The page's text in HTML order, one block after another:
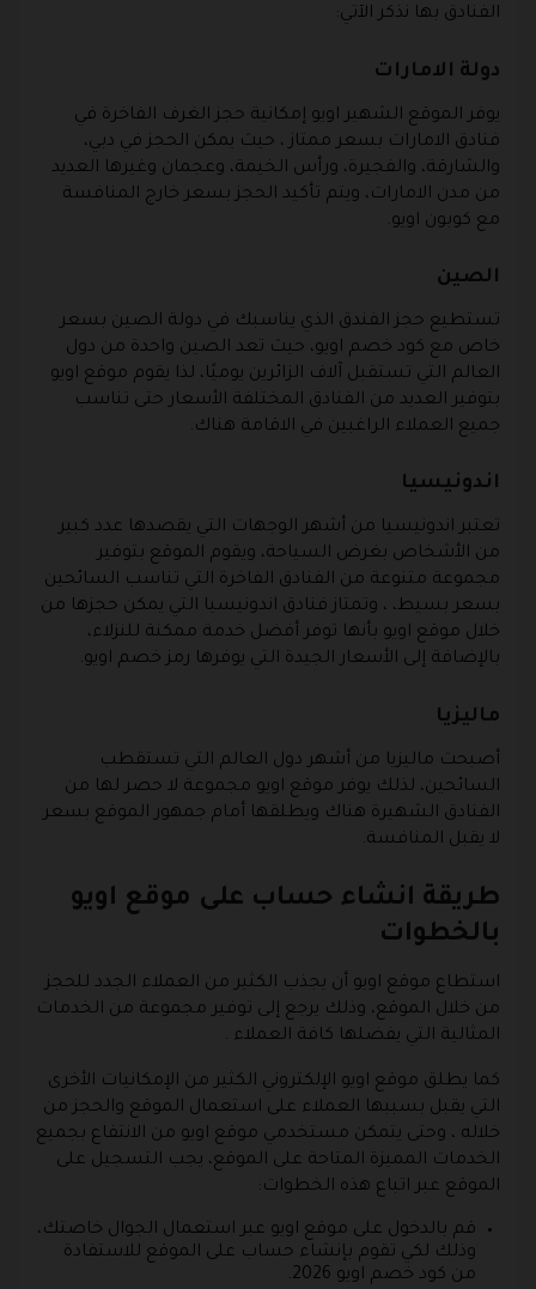
الفنادق بها نذكر الآتي:
دولة الامارات
يوفر الموقع الشهير اويو إمكانية حجز الغرف الفاخرة في
فنادق الامارات بسعر ممتاز ، حيث يمكن الحجز في دبي،
والشارقة، والفجيرة، ورأس الخيمة، وعجمان وغيرها العديد
من مدن الامارات، ويتم تأكيد الحجز بسعر خارج المنافسة
مع كوبون اويو.
الصين
تستطيع حجز الفندق الذي يناسبك في دولة الصين بسعر
خاص مع كود خصم اويو، حيث تعد الصين واحدة من دول
العالم التي تستقبل آلاف الزائرين يوميًا، لذا يقوم موقع اويو
بتوفير العديد من الفنادق المختلفة الأسعار حتى تناسب
جميع العملاء الراغبين في الاقامة هناك.
اندونيسيا
تعتبر اندونيسيا من أشهر الوجهات التي يقصدها عدد كبير
من الأشخاص بغرض السياحة، ويقوم الموقع بتوفير
مجموعة متنوعة من الفنادق الفاخرة التي تناسب السائحين
بسعر بسيط، ، وتمتاز فنادق اندونيسيا التي يمكن حجزها من
خلال موقع اويو بأنها توفر أفضل خدمة ممكنة للنزلاء،
بالإضافة إلى الأسعار الجيدة التي يوفرها رمز خصم اويو.
ماليزيا
أصبحت ماليزيا من أشهر دول العالم التي تستقطب
السائحين، لذلك يوفر موقع اويو مجموعة لا حصر لها من
الفنادق الشهيرة هناك ويطلقها أمام جمهور الموقع بسعر
لا يقبل المنافسة.
طريقة انشاء حساب على موقع اويو
بالخطوات
استطاع موقع اويو أن يجذب الكثير من العملاء الجدد للحجز
من خلال الموقع، وذلك يرجع إلى توفير مجموعة من الخدمات
المثالية التي يفضلها كافة العملاء .
كما يطلق موقع اويو الإلكتروني الكثير من الإمكانيات الأخرى
التي يقبل بسببها العملاء على استعمال الموقع والحجز من
خلاله ، وحتى يتمكن مستخدمي موقع اويو من الانتفاع بجميع
الخدمات المميزة المتاحة على الموقع، يجب التسجيل على
الموقع عبر اتباع هذه الخطوات:
قم بالدخول على موقع اويو عبر استعمال الجوال خاصتك،
وذلك لكي تقوم بإنشاء حساب على الموقع للاستفادة
من كود خصم اويو 2026.